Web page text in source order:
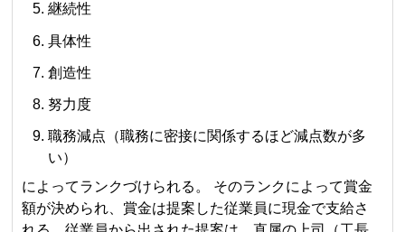
継続性
具体性
創造性
努力度
職務減点（職務に密接に関係するほど減点数が多
い）
によってランクづけられる。 そのランクによって賞金
額が決められ、賞金は提案した従業員に現金で支給さ